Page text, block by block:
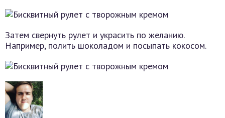
Затем свернуть рулет и украсить по желанию.
Например, полить шоколадом и посыпать кокосом.